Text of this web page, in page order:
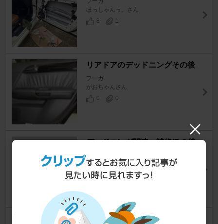
ほっしゃんっ。さん
8
1
リアドアのデッドニングその後
フーガ
がおちゃんさん
0
0
デッドニング関連…補修(Dの後
始末)
フーガ
イルみん～さん
静音化＆音質向上計画3